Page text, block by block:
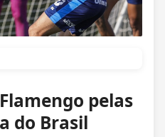
pelas
do Brasil